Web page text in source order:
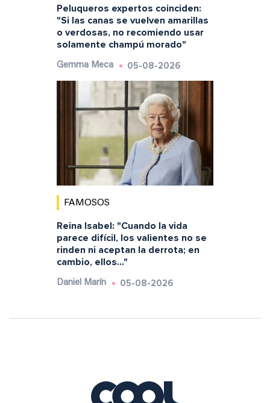
Peluqueros expertos coinciden:
"Si las canas se vuelven amarillas
o verdosas, no recomiendo usar
solamente champú morado"
Gemma Meca 05-08-2026
FAMOSOS
Reina Isabel: "Cuando la vida
parece difícil, los valientes no se
rinden ni aceptan la derrota; en
cambio, ellos..."
Daniel Marín 05-08-2026